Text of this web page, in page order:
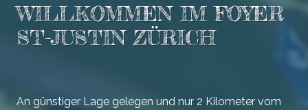
WILLKOMMEN IM FOYER
ST-JUSTIN ZÜRICH
An günstiger Lage gelegen und nur 2 Kilometer vom